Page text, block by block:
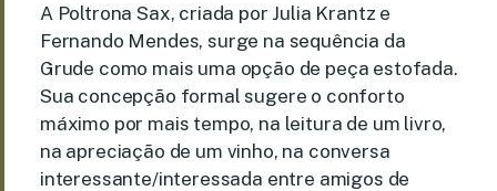
A Poltrona Sax, criada por Julia Krantz e
Fernando Mendes, surge na sequência da
Grude como mais uma opção de peça estofada.
Sua concepção formal sugere o conforto
máximo por mais tempo, na leitura de um livro,
na apreciação de um vinho, na conversa
interessante/interessada entre amigos de